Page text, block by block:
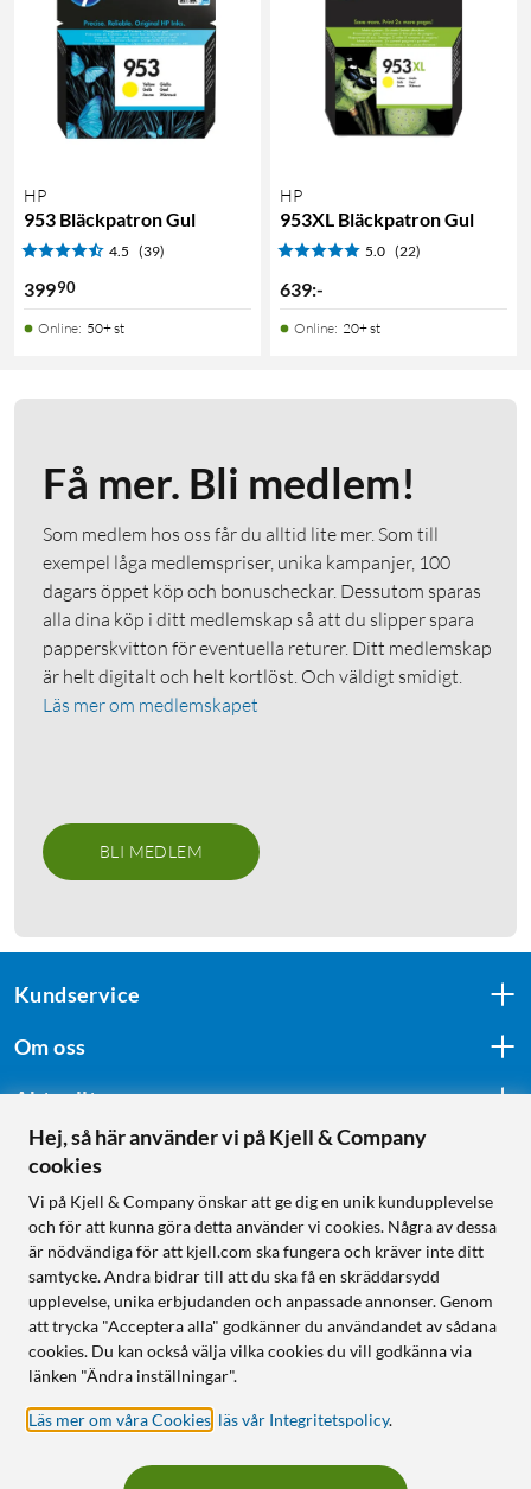
HP
953 Bläckpatron Gul
4.5 (39)
39990
Online: 50+ st
HP
953XL Bläckpatron Gul
5.0 (22)
639:-
Online: 20+ st
Få mer. Bli medlem!
Som medlem hos oss får du alltid lite mer. Som till
exempel låga medlemspriser, unika kampanjer, 100
dagars öppet köp och bonuscheckar. Dessutom sparas
alla dina köp i ditt medlemskap så att du slipper spara
papperskvitton för eventuella returer. Ditt medlemskap
är helt digitalt och helt kortlöst. Och väldigt smidigt.
Läs mer om medlemskapet
BLI MEDLEM
Kundservice
Om oss
Aktuellt
Följ oss
Handla från:
Sverige
Norge
Hej, så här använder vi på Kjell & Company
cookies
Vi på Kjell & Company önskar att ge dig en unik kundupplevelse
och för att kunna göra detta använder vi cookies. Några av dessa
är nödvändiga för att kjell.com ska fungera och kräver inte ditt
samtycke. Andra bidrar till att du ska få en skräddarsydd
upplevelse, unika erbjudanden och anpassade annonser. Genom
att trycka "Acceptera alla" godkänner du användandet av sådana
cookies. Du kan också välja vilka cookies du vill godkänna via
länken "Ändra inställningar".
Läs mer om våra Cookies läs vår Integritetspolicy.